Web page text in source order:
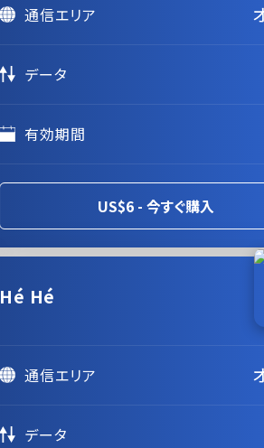
通信エリア
データ
有効期間
US$6 - 今すぐ購入
Hé Hé
通信エリア
データ